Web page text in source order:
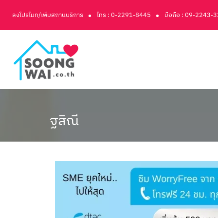
ลงโปรโมท/เพิ่มสถานบริการ โทร : 0-2291-8445 มือถือ : 09-2243-
ฐสิณี